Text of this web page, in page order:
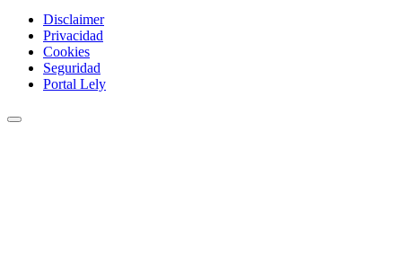
Disclaimer
Privacidad
Cookies
Seguridad
Portal Lely